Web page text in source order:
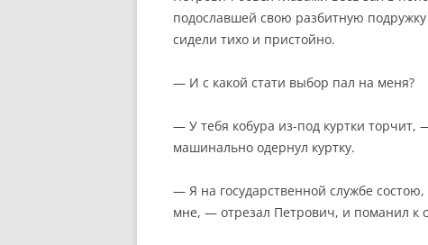
подославшей свою разбитную
сидели тихо и пристойно.
— И с какой стати выбор пал на меня?
— У тебя кобура из-под куртки
машинально одернул куртку.
— Я на государственной службе
мне, — отрезал Петрович, и поманил к